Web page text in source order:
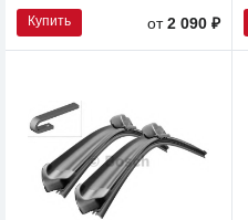
Купить от2 090 ₽